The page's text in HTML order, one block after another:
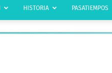
HISTORIA PASATIEMPOS